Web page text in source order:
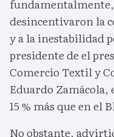
fundamentalmente,
desincentivaron la
y a la inestabilidad
presidente de el
Comercio Textil y
Eduardo
15 % más que en el
No obstante,